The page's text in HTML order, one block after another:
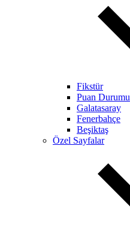
Fikstür
Puan Durumu
Galatasaray
Fenerbahçe
Beşiktaş
Özel Sayfalar